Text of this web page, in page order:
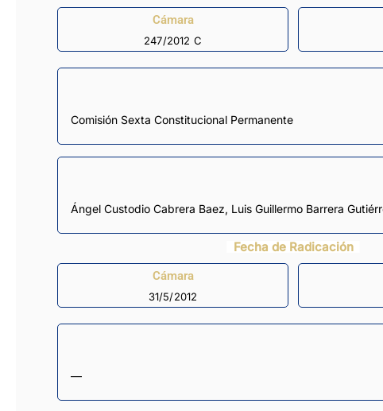
Cámara
247/2012 C
Comisión Sexta Constitucional Permanente
Ángel Custodio Cabrera Baez, Luis Guillermo Barrera
Fecha de Radicación
Cámara
31/5/2012
—